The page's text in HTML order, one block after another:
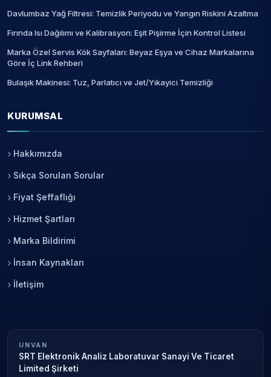
Davlumbaz Yağ Filtresi: Temizlik Periyodu ve Yangın Riskini Azaltma
Fırında Isı Dağılımı ve Kalibrasyon: Eşit Pişirme İçin Kontrol Listesi
Marka Özel Servis Kök Sayfaları: Beyaz Eşya ve Cihaz Markalarına
Göre İç Link Rehberi
Bulaşık Makinesi: Tuz, Parlatıcı ve Jet/Yıkayici Temizliği
KURUMSAL
Hakkımızda
Sıkça Sorulan Sorular
Fiyat Şeffaflığı
Hizmet Şartları
Marka Bildirimi
İnsan Kaynakları
İletişim
UNVAN
SRT Elektronik Analiz Laboratuvar Sanayi Ve Ticaret
Limited Şirketi